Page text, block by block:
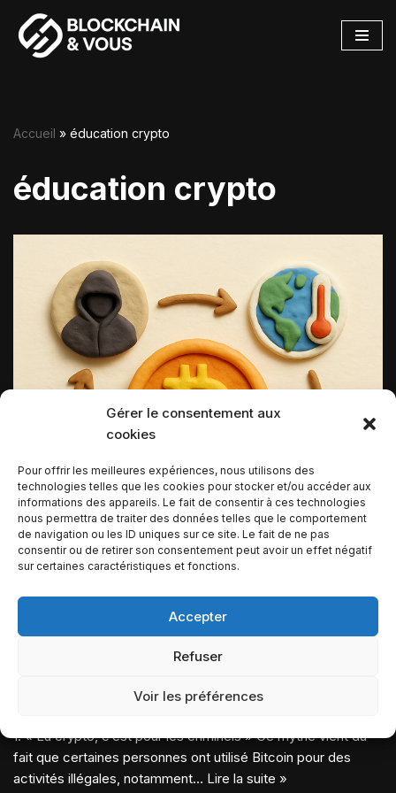
Gérer le consentement aux
cookies
Pour offrir les meilleures expériences, nous utilisons des
technologies telles que les cookies pour stocker et/ou accéder aux
informations des appareils. Le fait de consentir à ces technologies
nous permettra de traiter des données telles que le comportement
de navigation ou les ID uniques sur ce site. Le fait de ne pas
consentir ou de retirer son consentement peut avoir un effet négatif
sur certaines caractéristiques et fonctions.
Accepter
Refuser
Voir les préférences
Aller
Accueil » éducation crypto
éducation crypto
Crypto : 5 idées reçues à
déconstruire d’urgence
23 mai 2025
1. « La crypto, c’est pour les criminels » Ce mythe vient du
fait que certaines personnes ont utilisé Bitcoin pour des
activités illégales, notamment… Lire la suite »